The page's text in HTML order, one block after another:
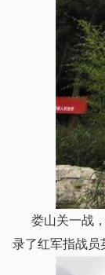
娄山关一战，
录了红军指战员